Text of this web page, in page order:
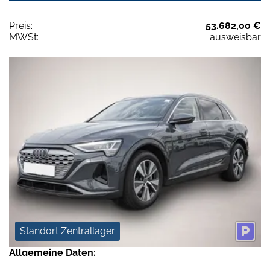
Preis:
53.682,00 €
MWSt:
ausweisbar
Standort Zentrallager
Allgemeine Daten: